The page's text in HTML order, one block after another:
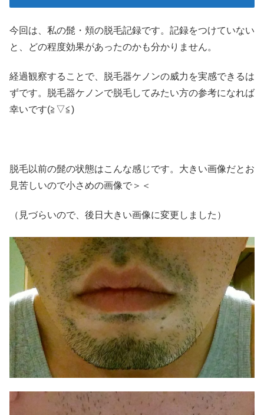
今回は、私の髭・頬の脱毛記録です。記録をつけていない
と、どの程度効果があったのかも分かりません。
経過観察することで、脱毛器ケノンの威力を実感できるは
ずです。脱毛器ケノンで脱毛してみたい方の参考になれば
幸いです(≧▽≦)
脱毛以前の髭の状態はこんな感じです。大きい画像だとお
見苦しいので小さめの画像で＞＜
（見づらいので、後日大きい画像に変更しました）